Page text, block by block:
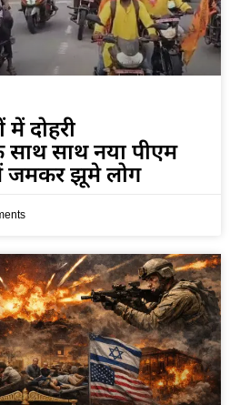
दोहरी
साथ नया पीएम
जमकर झूमे लोग